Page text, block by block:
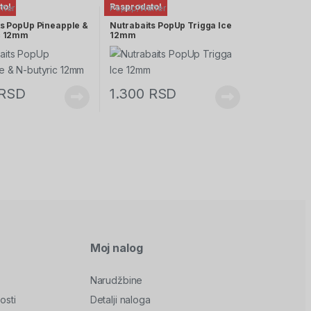
PopUp Pineapple &
Rasprodato!
Popup/Wafter
Nutrabaits PopUp Trigga Ice
12mm
1.300 RSD
Moj nalog
Narudžbine
Detalji naloga